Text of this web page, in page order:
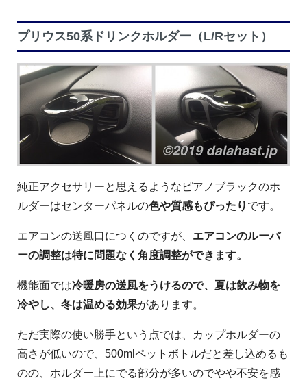
プリウス50系ドリンクホルダー（L/Rセット）
純正アクセサリーと思えるようなピアノブラックのホ
ルダーはセンターパネルの色や質感もぴったり です。
エアコンの送風口につくのですが、 エアコンのルーバ
ーの調整は特に問題なく角度調整ができます。
機能面では冷暖房の送風をうけるので、夏は飲み物を
冷やし、冬は温める効果があります。
ただ実際の使い勝手という点では、カップホルダーの
高さが低いので、500mlペットボトルだと差し込めるも
のの、ホルダー上にでる部分が多いのでやや不安を感